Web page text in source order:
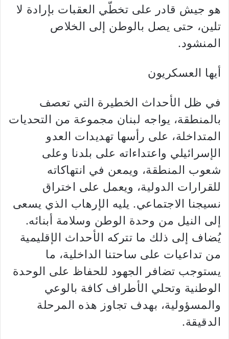
هو جيش قادر على تخطّي العقبات بإرادة لا
تلين، حتى يصل بالوطن إلى الخلاص
المنشود.
أيها العسكريون
في ظل الأحداث الخطيرة التي تعصف
بالمنطقة، يواجه لبنان مجموعة من التحديات
المتداخلة، على رأسها تهديدات العدو
الإسرائيلي واعتداءاته على بلدنا وعلى
شعوب المنطقة، ويمعن في انتهاكاته
للقرارات الدولية، ويعمل على اختراق
نسيجنا الاجتماعي. يليه الإرهاب الذي يسعى
إلى النيل من وحدة الوطن وسلامة أبنائه.
يُضاف إلى ذلك ما تتركه الأحداث الإقليمية
من تداعيات على ساحتنا الداخلية، ما
يستوجب تضافر الجهود للحفاظ على الوحدة
الوطنية وتحلي الأطراف كافة بالوعي
والمسؤولية، بهدف تجاوز هذه المرحلة
الدقيقة.